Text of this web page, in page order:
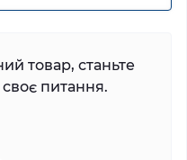
товар, станьте
питання.